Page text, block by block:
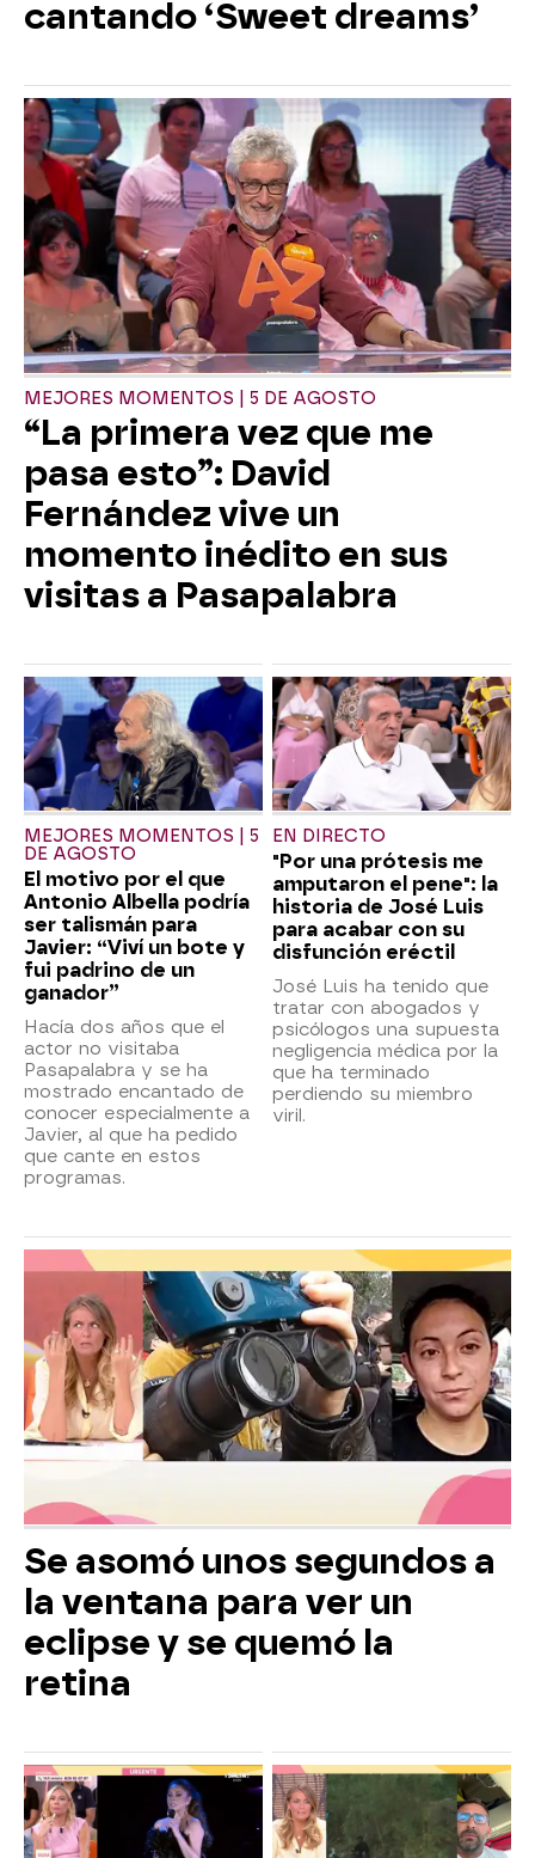
cantando ‘Sweet dreams’
MEJORES MOMENTOS | 5 DE AGOSTO
“La primera vez que me
pasa esto”: David
Fernández vive un
momento inédito en sus
visitas a Pasapalabra
MEJORES MOMENTOS | 5
DE AGOSTO
El motivo por el que
Antonio Albella podría
ser talismán para
Javier: “Viví un bote y
fui padrino de un
ganador”
Hacía dos años que el
actor no visitaba
Pasapalabra y se ha
mostrado encantado de
conocer especialmente a
Javier, al que ha pedido
que cante en estos
programas.
EN DIRECTO
"Por una prótesis me
amputaron el pene": la
historia de José Luis
para acabar con su
disfunción eréctil
José Luis ha tenido que
tratar con abogados y
psicólogos una supuesta
negligencia médica por la
que ha terminado
perdiendo su miembro
viril.
Se asomó unos segundos a
la ventana para ver un
eclipse y se quemó la
retina